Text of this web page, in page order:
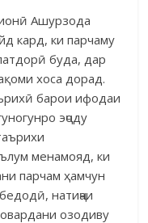
Ашурзода
кард, ки парчаму
буда, дар
хоса дорад.
барои ифодаи
эҷоду
менамояд, ки
парчам ҳамчун
натиҷаи
озодиву